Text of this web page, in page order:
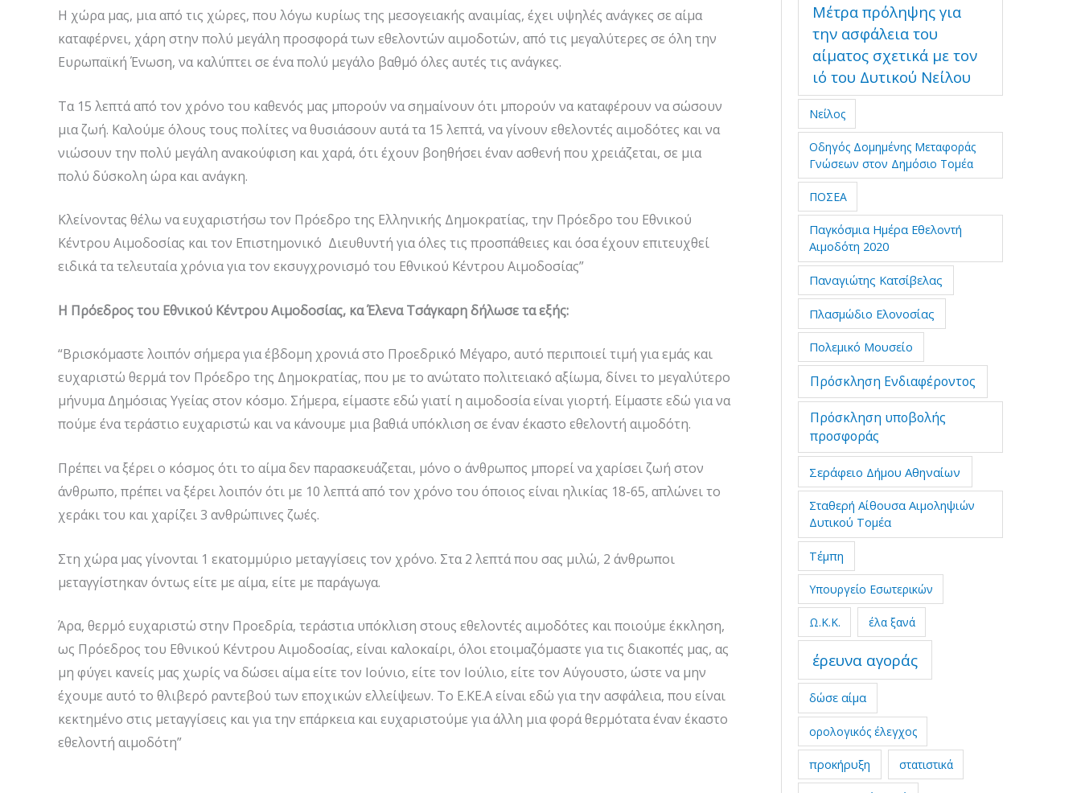
Η χώρα μας, μια από τις χώρες, που λόγω κυρίως της μεσογειακής αναιμίας, έχει υψηλές ανάγκες σε αίμα
καταφέρνει, χάρη στην πολύ μεγάλη προσφορά των εθελοντών αιμοδοτών, από τις μεγαλύτερες σε όλη την
Ευρωπαϊκή Ένωση, να καλύπτει σε ένα πολύ μεγάλο βαθμό όλες αυτές τις ανάγκες.
Τα 15 λεπτά από τον χρόνο του καθενός μας μπορούν να σημαίνουν ότι μπορούν να καταφέρουν να σώσουν
μια ζωή. Καλούμε όλους τους πολίτες να θυσιάσουν αυτά τα 15 λεπτά, να γίνουν εθελοντές αιμοδότες και να
νιώσουν την πολύ μεγάλη ανακούφιση και χαρά, ότι έχουν βοηθήσει έναν ασθενή που χρειάζεται, σε μια
πολύ δύσκολη ώρα και ανάγκη.
Κλείνοντας θέλω να ευχαριστήσω τον Πρόεδρο της Ελληνικής Δημοκρατίας, την Πρόεδρο του Εθνικού
Κέντρου Αιμοδοσίας και τον Επιστημονικό Διευθυντή για όλες τις προσπάθειες και όσα έχουν επιτευχθεί
ειδικά τα τελευταία χρόνια για τον εκσυγχρονισμό του Εθνικού Κέντρου Αιμοδοσίας”
Η Πρόεδρος του Εθνικού Κέντρου Αιμοδοσίας, κα Έλενα Τσάγκαρη δήλωσε τα εξής:
“Βρισκόμαστε λοιπόν σήμερα για έβδομη χρονιά στο Προεδρικό Μέγαρο, αυτό περιποιεί τιμή για εμάς και
ευχαριστώ θερμά τον Πρόεδρο της Δημοκρατίας, που με το ανώτατο πολιτειακό αξίωμα, δίνει το μεγαλύτερο
μήνυμα Δημόσιας Υγείας στον κόσμο. Σήμερα, είμαστε εδώ γιατί η αιμοδοσία είναι γιορτή. Είμαστε εδώ για να
πούμε ένα τεράστιο ευχαριστώ και να κάνουμε μια βαθιά υπόκλιση σε έναν έκαστο εθελοντή αιμοδότη.
Πρέπει να ξέρει ο κόσμος ότι το αίμα δεν παρασκευάζεται, μόνο ο άνθρωπος μπορεί να χαρίσει ζωή στον
άνθρωπο, πρέπει να ξέρει λοιπόν ότι με 10 λεπτά από τον χρόνο του όποιος είναι ηλικίας 18-65, απλώνει το
χεράκι του και χαρίζει 3 ανθρώπινες ζωές.
Στη χώρα μας γίνονται 1 εκατομμύριο μεταγγίσεις τον χρόνο. Στα 2 λεπτά που σας μιλώ, 2 άνθρωποι
μεταγγίστηκαν όντως είτε με αίμα, είτε με παράγωγα.
Άρα, θερμό ευχαριστώ στην Προεδρία, τεράστια υπόκλιση στους εθελοντές αιμοδότες και ποιούμε έκκληση,
ως Πρόεδρος του Εθνικού Κέντρου Αιμοδοσίας, είναι καλοκαίρι, όλοι ετοιμαζόμαστε για τις διακοπές μας, ας
μη φύγει κανείς μας χωρίς να δώσει αίμα είτε τον Ιούνιο, είτε τον Ιούλιο, είτε τον Αύγουστο, ώστε να μην
έχουμε αυτό το θλιβερό ραντεβού των εποχικών ελλείψεων. Το Ε.ΚΕ.Α είναι εδώ για την ασφάλεια, που είναι
κεκτημένο στις μεταγγίσεις και για την επάρκεια και ευχαριστούμε για άλλη μια φορά θερμότατα έναν έκαστο
εθελοντή αιμοδότη”
Μέτρα πρόληψης για
την ασφάλεια του
αίματος σχετικά με τον
ιό του Δυτικού Νείλου
Νείλος
Οδηγός Δομημένης Μεταφοράς
Γνώσεων στον Δημόσιο Τομέα
ΠΟΣΕΑ
Παγκόσμια Ημέρα Εθελοντή
Αιμοδότη 2020
Παναγιώτης Κατσίβελας
Πλασμώδιο Ελονοσίας
Πολεμικό Μουσείο
Πρόσκληση Ενδιαφέροντος
Πρόσκληση υποβολής
προσφοράς
Σεράφειο Δήμου Αθηναίων
Σταθερή Αίθουσα Αιμοληψιών
Δυτικού Τομέα
Τέμπη
Υπουργείο Εσωτερικών
Ω.Κ.Κ. έλα ξανά
έρευνα αγοράς
δώσε αίμα
ορολογικός έλεγχος
προκήρυξη στατιστικά